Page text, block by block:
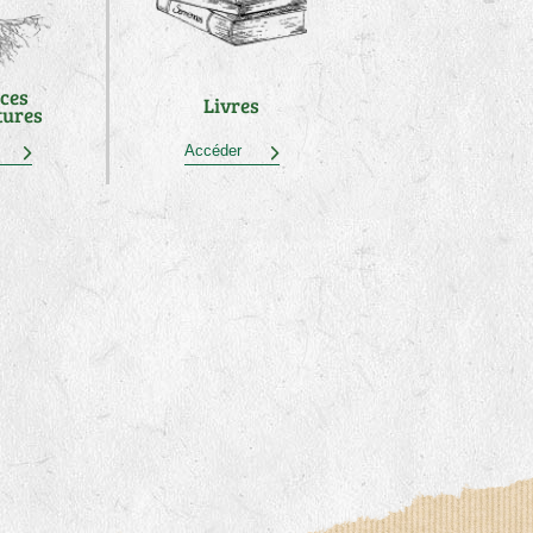
Livres
Accéder